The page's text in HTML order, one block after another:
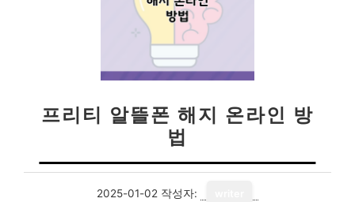
프리티 알뜰폰 해지 온라인 방
법
2025-01-02 작성자: